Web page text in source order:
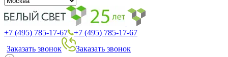
+7 (495) 785-17-67
+7 (495) 785-17-67
Заказать звонок
Заказать звонок